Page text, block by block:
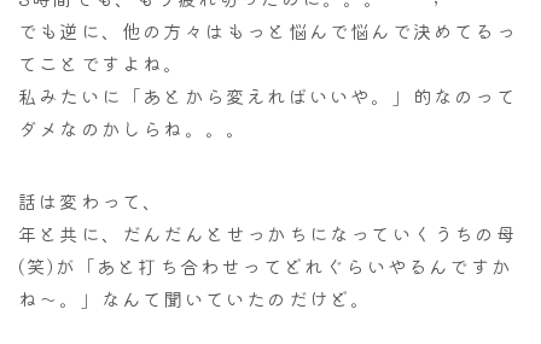
でも逆に、他の方々はもっと悩んで悩んで決めてるっ
てことですよね。
私みたいに「あとから変えればいいや。」的なのって
ダメなのかしらね。。。
話は変わって、
年と共に、だんだんとせっかちになっていくうちの母
(笑)が「あと打ち合わせってどれぐらいやるんですか
ね～。」なんて聞いていたのだけど。